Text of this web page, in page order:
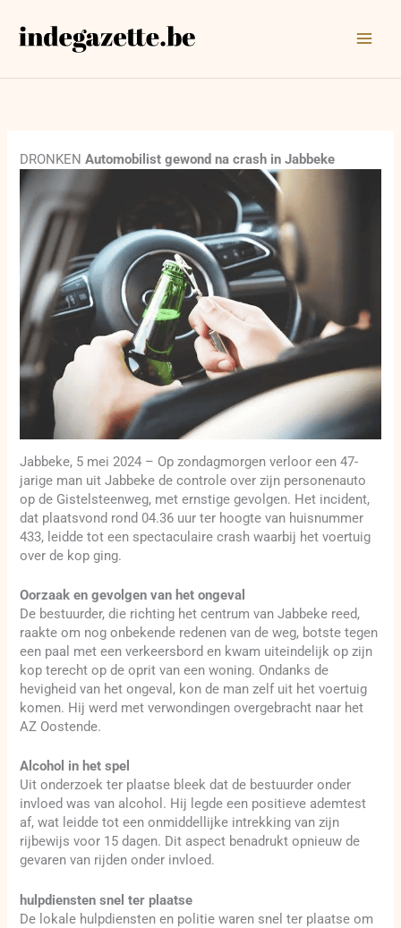
naar
DRONKENAutomobilist gewond na crash in Jabbeke
Jabbeke, 5 mei 2024 – Op zondagmorgen verloor een 47-
jarige man uit Jabbeke de controle over zijn personenauto
op de Gistelsteenweg, met ernstige gevolgen. Het incident,
dat plaatsvond rond 04.36 uur ter hoogte van huisnummer
433, leidde tot een spectaculaire crash waarbij het voertuig
over de kop ging.
Oorzaak en gevolgen van het ongeval
De bestuurder, die richting het centrum van Jabbeke reed,
raakte om nog onbekende redenen van de weg, botste tegen
een paal met een verkeersbord en kwam uiteindelijk op zijn
kop terecht op de oprit van een woning. Ondanks de
hevigheid van het ongeval, kon de man zelf uit het voertuig
komen. Hij werd met verwondingen overgebracht naar het
AZ Oostende.
Alcohol in het spel
Uit onderzoek ter plaatse bleek dat de bestuurder onder
invloed was van alcohol. Hij legde een positieve ademtest
af, wat leidde tot een onmiddellijke intrekking van zijn
rijbewijs voor 15 dagen. Dit aspect benadrukt opnieuw de
gevaren van rijden onder invloed.
hulpdiensten snel ter plaatse
De lokale hulpdiensten en politie waren snel ter plaatse om